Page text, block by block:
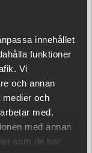
innehållet
funktioner
Vi
och annan
medier och
med.
med annan
som de har